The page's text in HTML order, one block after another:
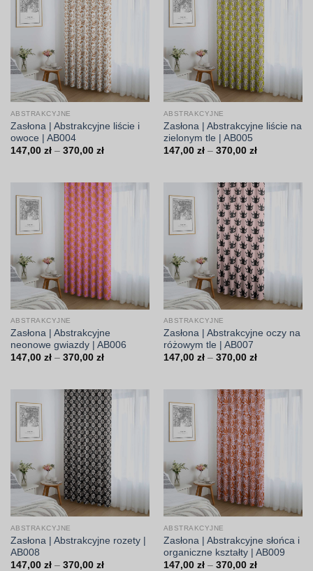
ABSTRAKCYJNE
Zasłona | Abstrakcyjne liście i
owoce | AB004
147,00 zł – 370,00 złZakres
do
370,00 zł
ABSTRAKCYJNE
Zasłona | Abstrakcyjne liście na
zielonym tle | AB005
147,00 zł – 370,00 złZakres
do
370,00 zł
ABSTRAKCYJNE
Zasłona | Abstrakcyjne
neonowe gwiazdy | AB006
147,00 zł – 370,00 złZakres
do
370,00 zł
ABSTRAKCYJNE
Zasłona | Abstrakcyjne oczy na
różowym tle | AB007
147,00 zł – 370,00 złZakres
do
370,00 zł
ABSTRAKCYJNE
Zasłona | Abstrakcyjne rozety |
AB008
147,00 zł – 370,00 złZakres
ABSTRAKCYJNE
Zasłona | Abstrakcyjne słońca i
organiczne kształty | AB009
147,00 zł – 370,00 złZakres